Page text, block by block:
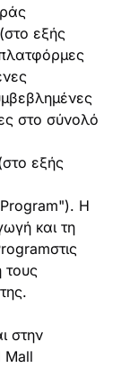
εξής
στο σύνολό
εξής
Η
και τη
τους
στην
Mall